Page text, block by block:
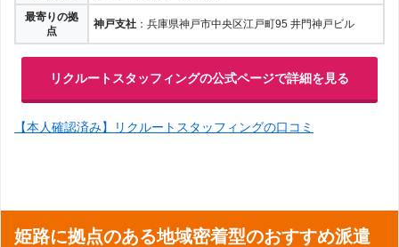
最寄りの拠
点
神戸支社 ：兵庫県神戸市中央区江戸町95 井門神戸ビル
リクルートスタッフィングの公式ページで詳細を見る
【本人確認済み】リクルートスタッフィングの口コミ
姫路に拠点のある地域密着型のおすすめ派遣